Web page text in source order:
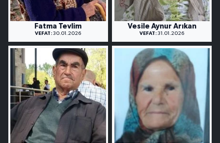
Fatma Tevlim
VEFAT: 30.01.2026
Vesile Aynur Arıkan
VEFAT: 31.01.2026